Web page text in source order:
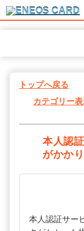
トップへ戻る
カテゴリー
本人認
がかか
本人認証サー